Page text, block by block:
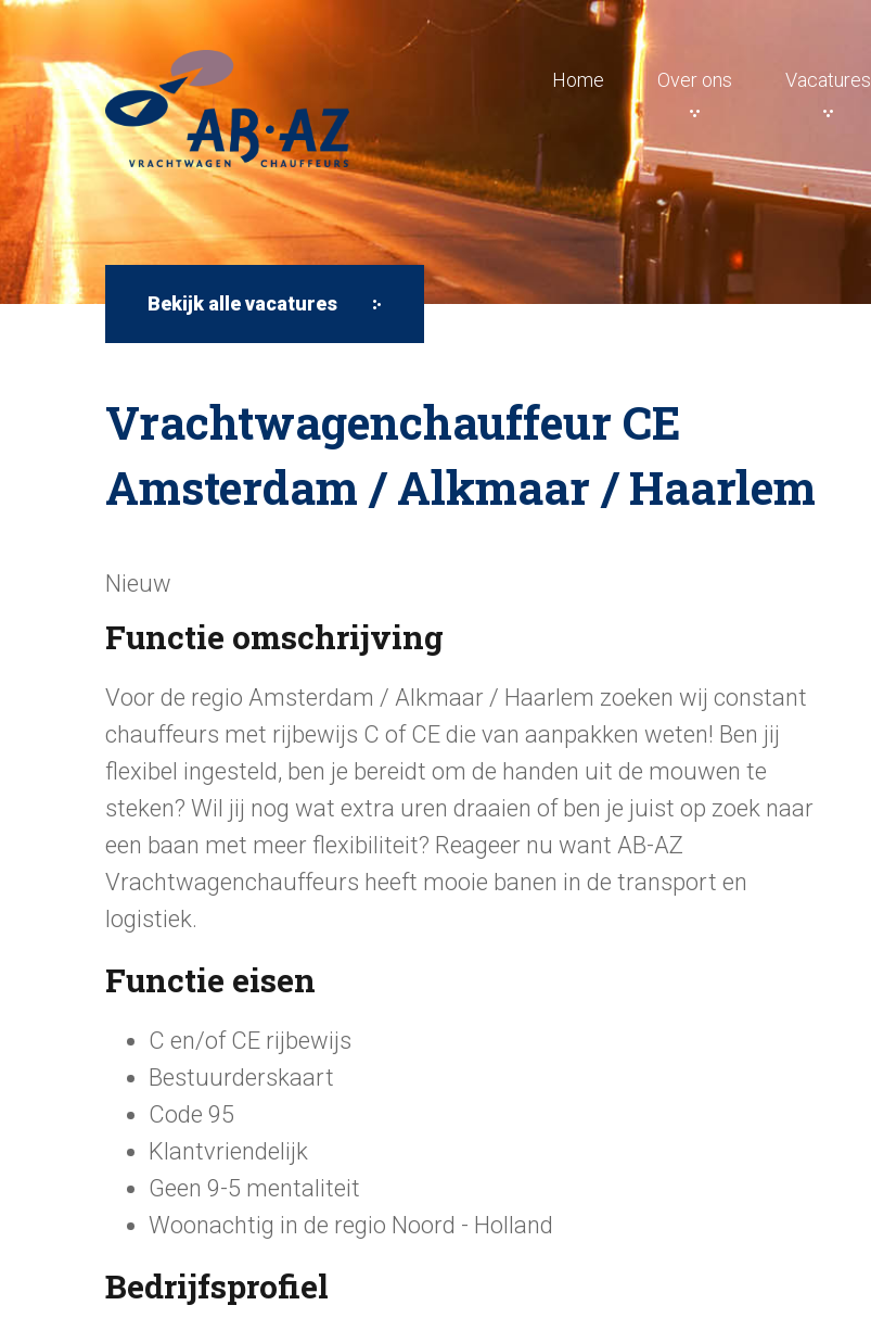
Home Over ons Vacatures
Bekijk alle vacatures
Vrachtwagenchauffeur CE
Amsterdam / Alkmaar / Haarlem
Nieuw
Functie omschrijving
Voor de regio Amsterdam / Alkmaar / Haarlem zoeken wij constant
chauffeurs met rijbewijs C of CE die van aanpakken weten! Ben jij
flexibel ingesteld, ben je bereidt om de handen uit de mouwen te
steken? Wil jij nog wat extra uren draaien of ben je juist op zoek naar
een baan met meer flexibiliteit? Reageer nu want AB-AZ
Vrachtwagenchauffeurs heeft mooie banen in de transport en
logistiek.
Functie eisen
C en/of CE rijbewijs
Bestuurderskaart
Code 95
Klantvriendelijk
Geen 9-5 mentaliteit
Woonachtig in de regio Noord - Holland
Bedrijfsprofiel